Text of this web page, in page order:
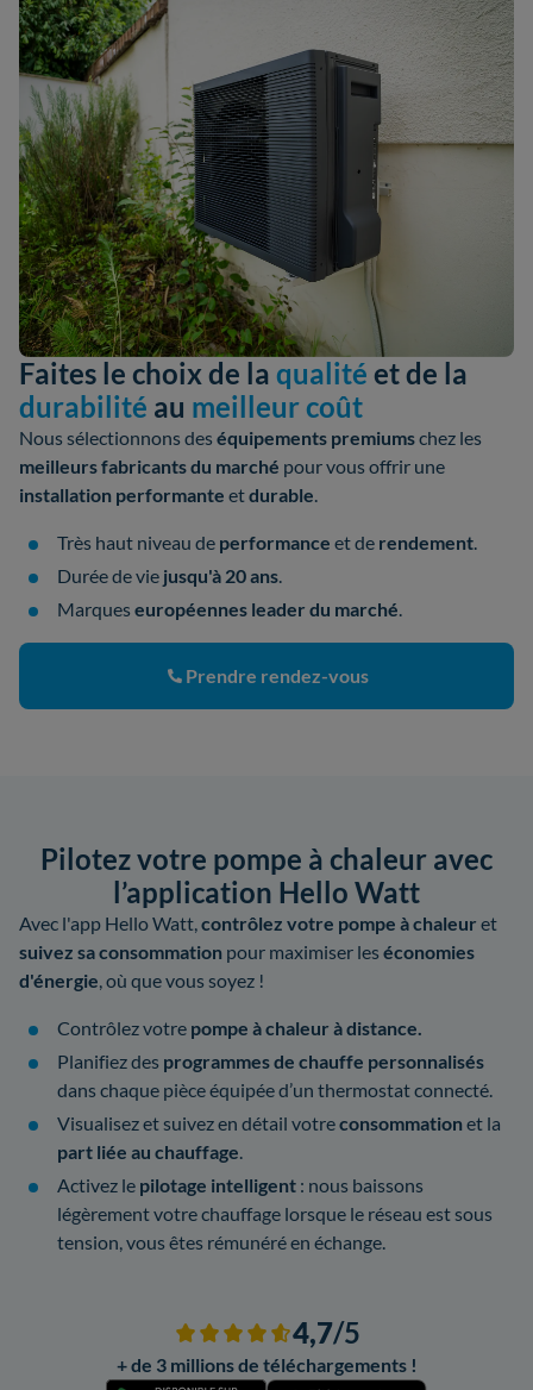
Faites le choix de la qualité et de la
durabilité au meilleur coût
Nous sélectionnons deséquipements premiumschez les
meilleurs fabricantsdu marché pour vous offrir une
installation performante etdurable.
Très haut niveau de performance et de rendement.
Durée de vie jusqu'à 20 ans.
Marqueseuropéennes leader du marché.
Prendre rendez-vous
Pilotez votre pompe à chaleur avec
l’application Hello Watt
Avec l'app Hello Watt,contrôlez votre pompe à chaleur et
suivez sa consommation pour maximiser les économies
d'énergie, où que vous soyez !
Contrôlez votre pompe à chaleur à distance.
Planifiez des programmes de chauffe personnalisés
dans chaque pièce équipée d’un thermostat connecté.
Visualisez et suivez en détail votreconsommation et la
part liée au chauffage.
Activez le pilotage intelligent : nous baissons
légèrement votre chauffage lorsque le réseau est sous
tension, vous êtes rémunéré en échange.
4,7/5
+ de 3 millions de téléchargements !